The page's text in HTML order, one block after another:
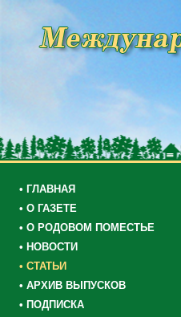
• ГЛАВНАЯ
• О ГАЗЕТЕ
• О РОДОВОМ ПОМЕСТЬЕ
• НОВОСТИ
• СТАТЬИ
• АРХИВ ВЫПУСКОВ
• ПОДПИСКА